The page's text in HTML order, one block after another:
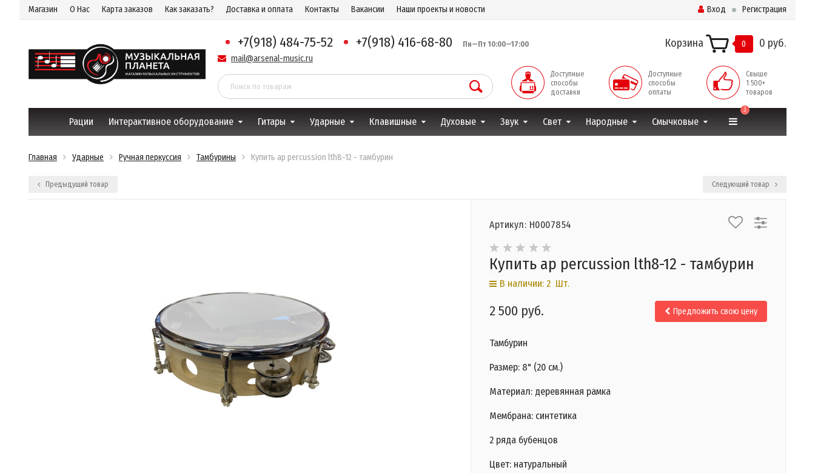
Магазин О Нас Карта заказов Как заказать? Доставка и оплата Контакты Вакансии Наши проекты и новости Вход Регистрация
+7(918) 484-75-52 +7(918) 416-68-80 Пн—Пт 10:00—17:00
mail@arsenal-music.ru
Корзина 0 0 руб.
Доступные
способы
доставки
Доступные
способы
оплаты
Свыше
1 500+
товаров
Рации Интерактивное оборудование Гитары Ударные Клавишные Духовые Звук Свет Народные Смычковые
3
Главная Ударные Ручная перкуссия Тамбурины Купить ap percussion lth8-12 - тамбурин
Предыдущий товар Следующий товар
Артикул: Н0007854
Купить ap percussion lth8-12 - тамбурин
В наличии: 2 Шт.
2 500 руб. Предложить свою цену
Тамбурин
Размер: 8" (20 см.)
Материал: деревянная рамка
Мембрана: синтетика
2 ряда бубенцов
Цвет: натуральный